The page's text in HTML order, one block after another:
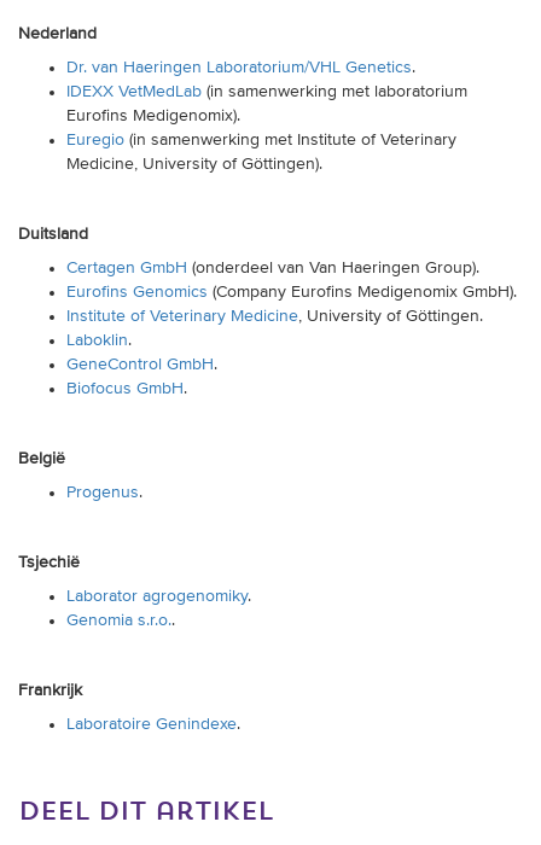
Nederland
Dr. van Haeringen Laboratorium/VHL Genetics.
IDEXX VetMedLab (in samenwerking met laboratorium
Eurofins Medigenomix).
Euregio (in samenwerking met Institute of Veterinary
Medicine, University of Göttingen).
Duitsland
Certagen GmbH (onderdeel van Van Haeringen Group).
Eurofins Genomics (Company Eurofins Medigenomix GmbH).
Institute of Veterinary Medicine, University of Göttingen.
Laboklin.
GeneControl GmbH .
Biofocus GmbH .
België
Progenus.
Tsjechië
Laborator agrogenomiky.
Genomia s.r.o..
Frankrijk
Laboratoire Genindexe.
deel dit artikel